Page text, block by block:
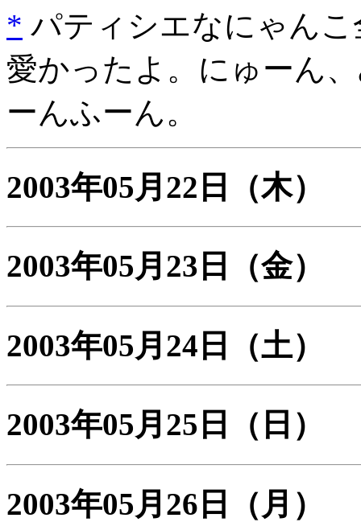
* パティシエなにゃん
愛かったよ。にゅーん
ーんふーん。
2003年05月22日 （木）
2003年05月23日 （金）
2003年05月24日 （土）
2003年05月25日 （日）
2003年05月26日
（月）